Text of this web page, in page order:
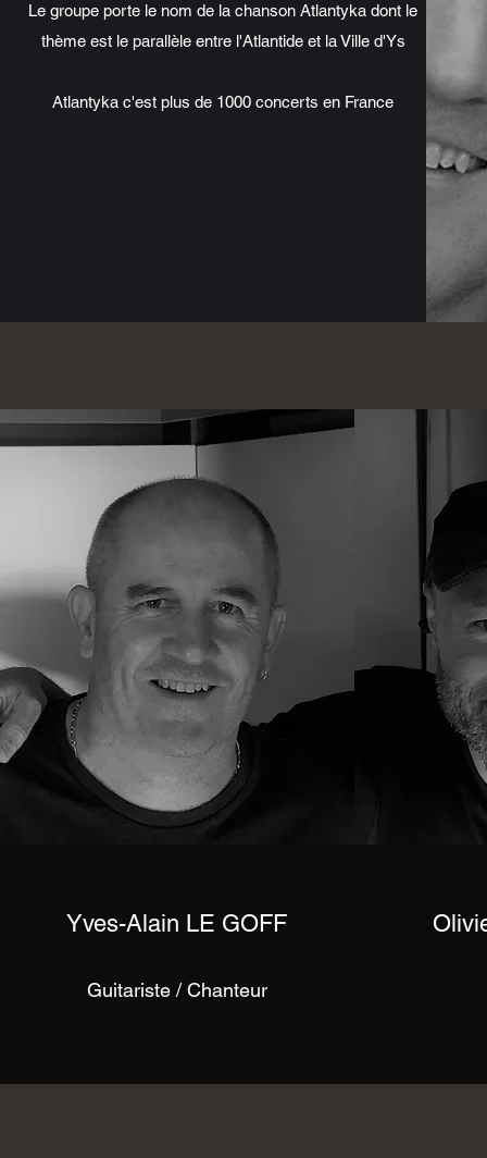
Le groupe porte le nom de la chanson Atlantyka dont le
thème est le parallèle entre l'Atlantide et la Ville d'Ys
Atlantyka c'est plus de 1000 concerts en France
Yves-Alain LE GOFF
Guitariste / Chanteur